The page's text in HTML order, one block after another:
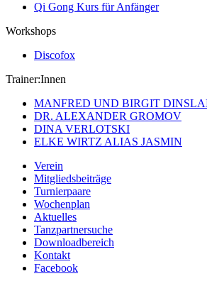
Qi Gong Kurs für Anfänger
Workshops
Discofox
Trainer:Innen
MANFRED UND BIRGIT
DR. ALEXANDER GROMOV
DINA VERLOTSKI
ELKE WIRTZ ALIAS JASMIN
Verein
Mitgliedsbeiträge
Turnierpaare
Wochenplan
Aktuelles
Tanzpartnersuche
Downloadbereich
Kontakt
Facebook